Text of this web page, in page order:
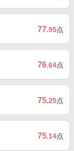
77.95点
76.64点
75.25点
75.14点